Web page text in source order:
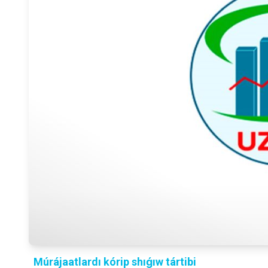
Múrájaatlardı kórip shıǵıw tártibi